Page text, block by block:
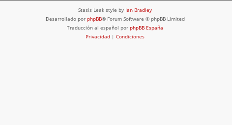
Stasis Leak style by Ian Bradley
Desarrollado por phpBB® Forum Software © phpBB Limited
Traducción al español por phpBB España
Privacidad | Condiciones